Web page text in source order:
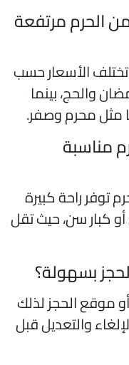
الحرم مرتفعة
الأسعار حسب
بينما
محرم وصفر.
راحة كبيرة
سن، حيث تقل
بسهولة؟
الحجز لذلك
والتعديل قبل